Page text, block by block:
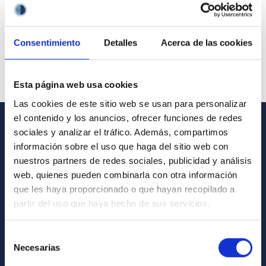
Consentimiento Detalles Acerca de las cookies
Esta página web usa cookies
Las cookies de este sitio web se usan para personalizar
el contenido y los anuncios, ofrecer funciones de redes
sociales y analizar el tráfico. Además, compartimos
información sobre el uso que haga del sitio web con
nuestros partners de redes sociales, publicidad y análisis
web, quienes pueden combinarla con otra información
que les haya proporcionado o que hayan recopilado a
partir del uso que haya hecho de sus servicios.
Necesarias
GENERAL INFORMATION
Contact
How to get to the IAC
List of personnel
Library
General register